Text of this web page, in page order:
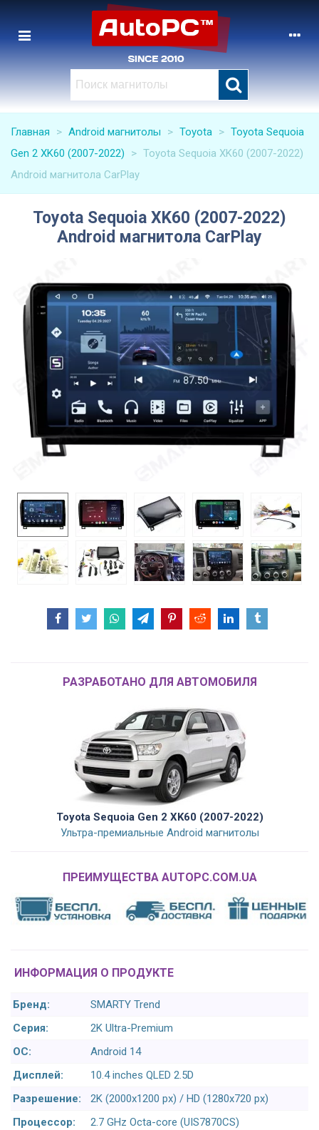
Главная > Android магнитолы > Toyota > Toyota Sequoia
Gen 2 XK60 (2007-2022)
> Toyota Sequoia XK60 (2007-2022)
Android магнитола CarPlay
Toyota Sequoia XK60 (2007-2022)
Android магнитола CarPlay
РАЗРАБОТАНО ДЛЯ АВТОМОБИЛЯ
Toyota Sequoia Gen 2 XK60 (2007-2022)
Ультра-премиальные Android магнитолы
ПРЕИМУЩЕСТВА AUTOPC.COM.UA
ИНФОРМАЦИЯ О ПРОДУКТЕ
Бренд:
SMARTY Trend
Серия:
2K Ultra-Premium
ОС:
Android 14
Дисплей:
10.4 inches QLED 2.5D
Разрешение:
2K (2000x1200 px) / HD (1280x720 px)
Процессор:
2.7 GHz Octa-core (UIS7870CS)